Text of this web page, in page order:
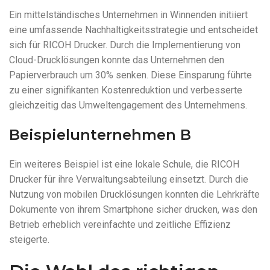
Ein mittelständisches Unternehmen in Winnenden initiiert
eine umfassende Nachhaltigkeitsstrategie und entscheidet
sich für RICOH Drucker. Durch die Implementierung von
Cloud-Drucklösungen konnte das Unternehmen den
Papierverbrauch um 30% senken. Diese Einsparung führte
zu einer signifikanten Kostenreduktion und verbesserte
gleichzeitig das Umweltengagement des Unternehmens.
Beispielunternehmen B
Ein weiteres Beispiel ist eine lokale Schule, die RICOH
Drucker für ihre Verwaltungsabteilung einsetzt. Durch die
Nutzung von mobilen Drucklösungen konnten die Lehrkräfte
Dokumente von ihrem Smartphone sicher drucken, was den
Betrieb erheblich vereinfachte und zeitliche Effizienz
steigerte.